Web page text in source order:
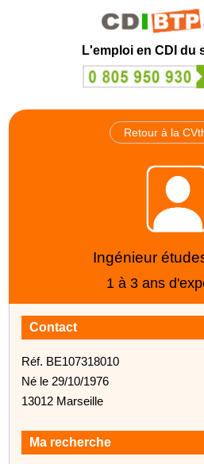
L'emploi en CDI du
Retour à la
Ingénieur
1 à 3 ans
Contact
Réf. BE107318010
Né le 29/10/1976
13012 Marseille
Ma recherche